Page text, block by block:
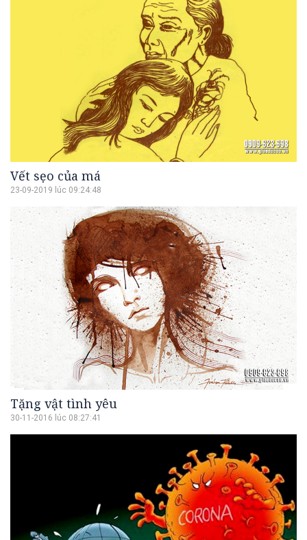
Vết sẹo của má
23-09-2019 lúc 09:24:48
Tặng vật tình yêu
30-11-2016 lúc 08:27:41